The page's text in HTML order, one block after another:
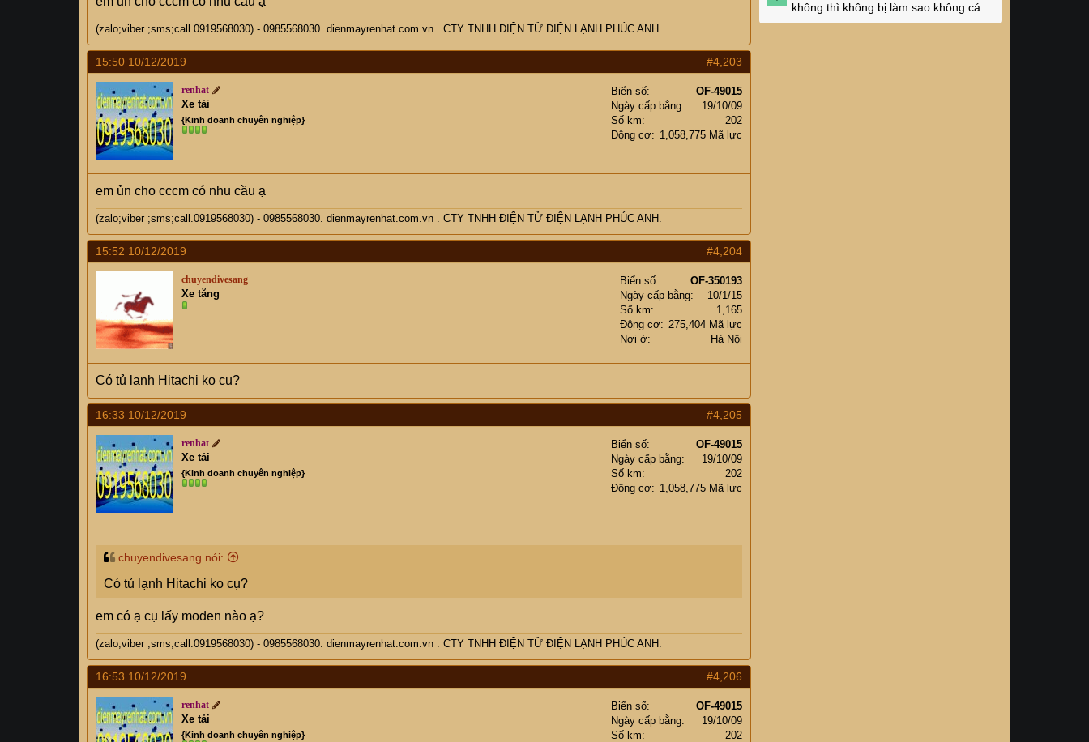
(zalo;viber ;sms;call.0919568030) - 0985568030. dienmayrenhat.com.vn . CTY TNHH ĐIỆN TỬ ĐIỆN LẠNH PHÚC ANH.
15:50 10/12/2019 #4,203
renhat
Xe tải
{Kinh doanh chuyên nghiệp}
Biển số
OF-49015
Ngày cấp bằng
19/10/09
Số km
202
Động cơ
1,058,775 Mã lực
em ủn cho cccm có nhu cầu ạ
(zalo;viber ;sms;call.0919568030) - 0985568030. dienmayrenhat.com.vn . CTY TNHH ĐIỆN TỬ ĐIỆN LẠNH PHÚC ANH.
15:52 10/12/2019 #4,204
chuyendivesang
Xe tăng
Biển số
OF-350193
Ngày cấp bằng
10/1/15
Số km
1,165
Động cơ
275,404 Mã lực
Nơi ở
Hà Nội
Có tủ lạnh Hitachi ko cụ?
16:33 10/12/2019 #4,205
renhat
Xe tải
{Kinh doanh chuyên nghiệp}
Biển số
OF-49015
Ngày cấp bằng
19/10/09
Số km
202
Động cơ
1,058,775 Mã lực
chuyendivesang nói:
Có tủ lạnh Hitachi ko cụ?
em có ạ cụ lấy moden nào ạ?
(zalo;viber ;sms;call.0919568030) - 0985568030. dienmayrenhat.com.vn . CTY TNHH ĐIỆN TỬ ĐIỆN LẠNH PHÚC ANH.
16:53 10/12/2019 #4,206
renhat
Xe tải
{Kinh doanh chuyên nghiệp}
Biển số
OF-49015
Ngày cấp bằng
19/10/09
Số km
202
không thì không bị làm sao không các
cụ?